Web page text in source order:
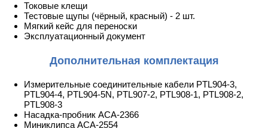
Токовые клещи
Тестовые щупы (чёрный, красный) - 2 шт.
Мягкий кейс для переноски
Эксплуатационный документ
Дополнительная комплектация
Измерительные соединительные кабели PTL904-3,
PTL904-4, PTL904-5N, PTL907-2, PTL908-1, PTL908-2,
PTL908-3
Насадка-пробник АСА-2366
Миниклипса АСА-2554